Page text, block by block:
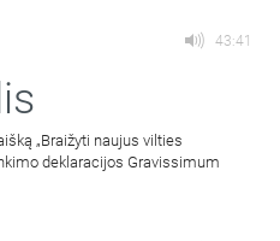
43:41
„Braižyti naujus vilties
deklaracijos Gravissimum